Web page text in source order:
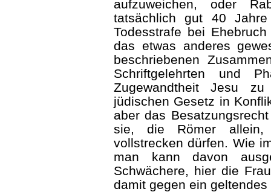
aufzuweichen, oder
tatsächlich gut 40
Todesstrafe bei
das etwas anderes
beschriebenen
Schriftgelehrten und
Zugewandtheit Jesu
jüdischen Gesetz in
aber das
sie, die Römer allein,
vollstrecken dürfen. Wie
man kann davon
Schwächere, hier die
damit gegen ein geltendes